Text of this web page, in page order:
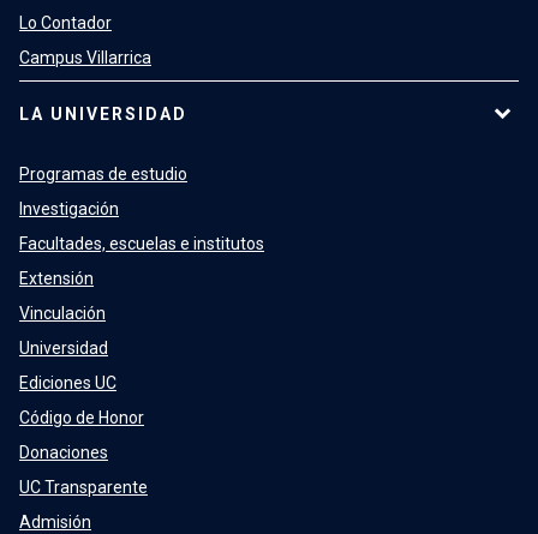
Lo Contador
Campus Villarrica
LA UNIVERSIDAD
Programas de estudio
Investigación
Facultades, escuelas e institutos
Extensión
Vinculación
Universidad
Ediciones UC
Código de Honor
Donaciones
UC Transparente
Admisión